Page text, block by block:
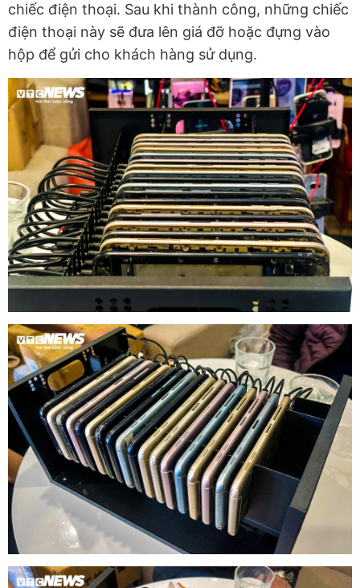
chiếc điện thoại. Sau khi thành công, những chiếc
điện thoại này sẽ đưa lên giá đỡ hoặc đựng vào
hộp để gửi cho khách hàng sử dụng.